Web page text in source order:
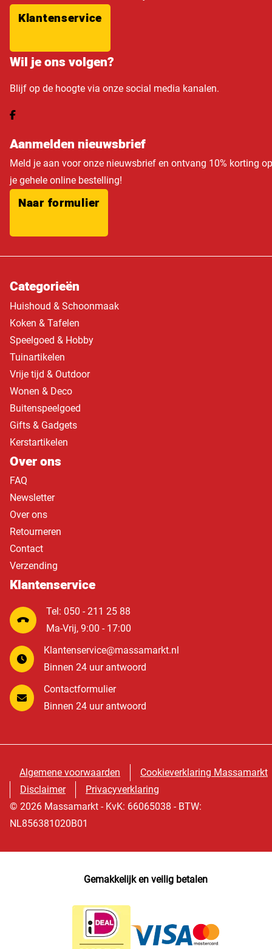
Klantenservice
Wil je ons volgen?
Blijf op de hoogte via onze social media kanalen.
Aanmelden nieuwsbrief
Meld je aan voor onze nieuwsbrief en ontvang 10% korting op
je gehele online bestelling!
Naar formulier
Categorieën
Huishoud & Schoonmaak
Koken & Tafelen
Speelgoed & Hobby
Tuinartikelen
Vrije tijd & Outdoor
Wonen & Deco
Buitenspeelgoed
Gifts & Gadgets
Kerstartikelen
Over ons
FAQ
Newsletter
Over ons
Retourneren
Contact
Verzending
Klantenservice
Tel: 050 - 211 25 88
Ma-Vrij, 9:00 - 17:00
Klantenservice@massamarkt.nl
Binnen 24 uur antwoord
Contactformulier
Binnen 24 uur antwoord
Algemene voorwaarden
Cookieverklaring Massamarkt
Disclaimer
Privacyverklaring
© 2026 Massamarkt - KvK: 66065038 - BTW:
NL856381020B01
Gemakkelijk en veilig betalen